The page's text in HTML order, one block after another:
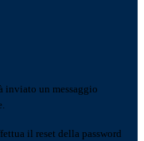
inviato un messaggio
il reset della password